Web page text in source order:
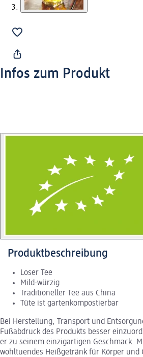
Infos zum Produkt
Produktbeschreibung
Loser Tee
Mild-würzig
Traditioneller Tee aus China
Tüte ist gartenkompostierbar
Bei Herstellung, Transport und
Fußabdruck des Produkts besser
er zu seinem einzigartigen Geschmack.
wohltuendes Heißgetränk für Körper und